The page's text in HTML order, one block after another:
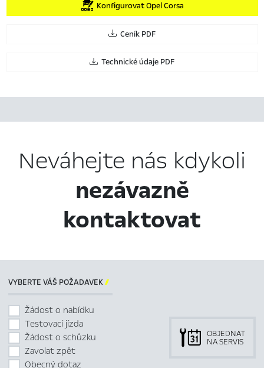
Konfigurovat Opel Corsa
Ceník PDF
Technické údaje PDF
Neváhejte nás kdykoli
nezávazně
kontaktovat
VYBERTE VÁŠ POŽADAVEK
Žádost o nabídku
Testovací jízda
Žádost o schůzku
Zavolat zpět
Obecný dotaz
OBJEDNAT
NA SERVIS